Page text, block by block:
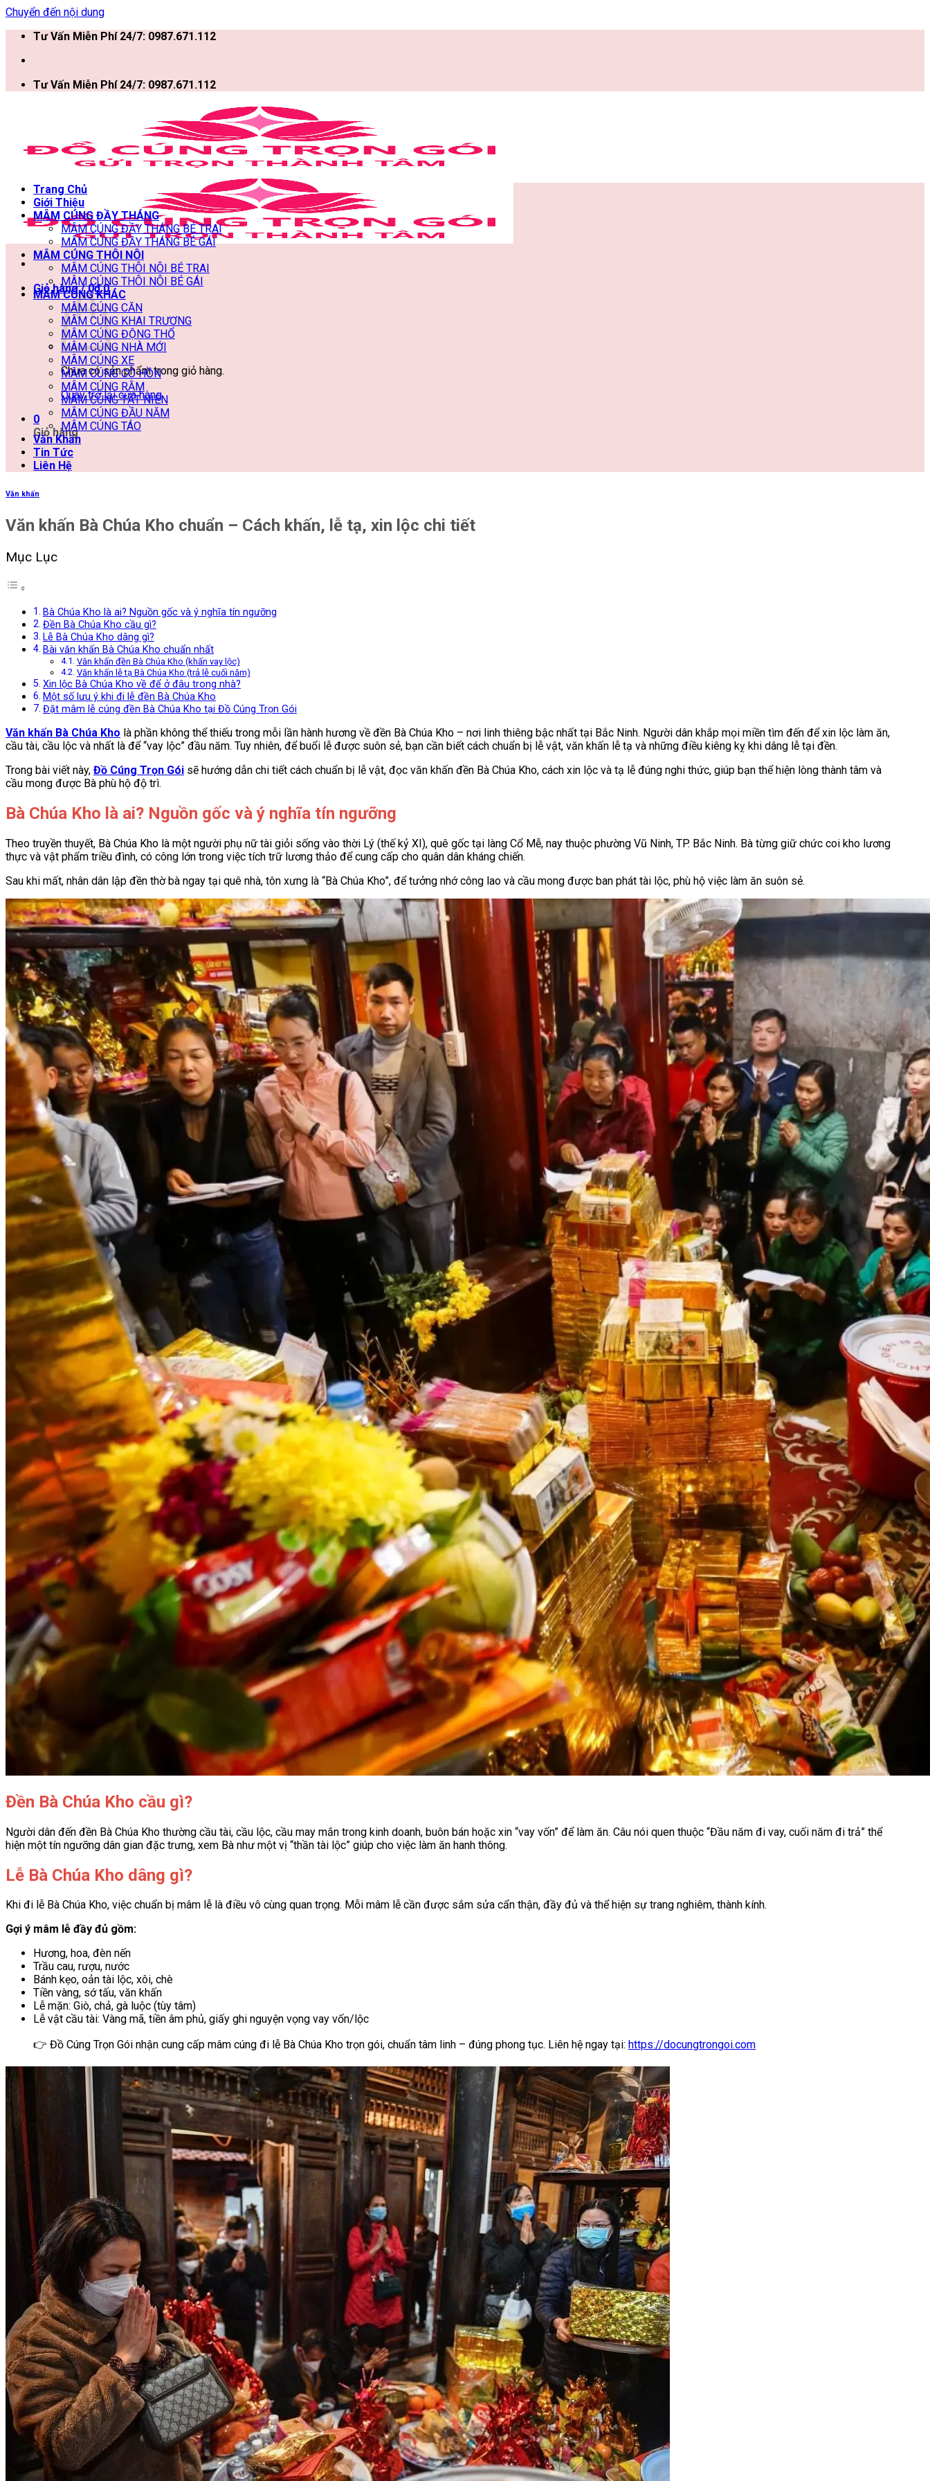
Chuyển đến nội dung
Tư Vấn Miễn Phí 24/7: 0987.671.112
Tư Vấn Miễn Phí 24/7: 0987.671.112
Giỏ hàng /0₫ 0
Chưa có sản phẩm trong giỏ hàng.
Quay trở lại cửa hàng
0
Giỏ hàng
Trang Chủ
Giới Thiệu
MÂM CÚNG ĐẦY THÁNG
MÂM CÚNG ĐẦY THÁNG BÉ TRAI
MÂM CÚNG ĐẦY THÁNG BÉ GÁI
MÂM CÚNG THÔI NÔI
MÂM CÚNG THÔI NÔI BÉ TRAI
MÂM CÚNG THÔI NÔI BÉ GÁI
MÂM CÚNG KHÁC
MÂM CÚNG CĂN
MÂM CÚNG KHAI TRƯƠNG
MÂM CÚNG ĐỘNG THỔ
MÂM CÚNG NHÀ MỚI
MÂM CÚNG XE
MÂM CÚNG CÔ HỒN
MÂM CÚNG RẰM
MÂM CÚNG TẤT NIÊN
MÂM CÚNG ĐẦU NĂM
MÂM CÚNG TÁO
Văn Khấn
Tin Tức
Liên Hệ
Văn khấn
Văn khấn Bà Chúa Kho chuẩn – Cách khấn, lễ tạ, xin lộc chi tiết
Mục Lục
Bà Chúa Kho là ai? Nguồn gốc và ý nghĩa tín ngưỡng
Đền Bà Chúa Kho cầu gì?
Lễ Bà Chúa Kho dâng gì?
Bài văn khấn Bà Chúa Kho chuẩn nhất
Văn khấn đền Bà Chúa Kho (khấn vay lộc)
Văn khấn lễ tạ Bà Chúa Kho (trả lễ cuối năm)
Xin lộc Bà Chúa Kho về để ở đâu trong nhà?
Một số lưu ý khi đi lễ đền Bà Chúa Kho
Đặt mâm lễ cúng đền Bà Chúa Kho tại Đồ Cúng Trọn Gói
Văn khấn Bà Chúa Kho là phần không thể thiếu trong mỗi lần hành hương về đền Bà Chúa Kho – nơi linh thiêng bậc nhất tại Bắc Ninh. Người dân khắp mọi miền tìm đến để xin lộc làm ăn,
cầu tài, cầu lộc và nhất là để “vay lộc” đầu năm. Tuy nhiên, để buổi lễ được suôn sẻ, bạn cần biết cách chuẩn bị lễ vật, văn khấn lễ tạ và những điều kiêng kỵ khi dâng lễ tại đền.
Trong bài viết này, Đồ Cúng Trọn Gói sẽ hướng dẫn chi tiết cách chuẩn bị lễ vật, đọc văn khấn đền Bà Chúa Kho, cách xin lộc và tạ lễ đúng nghi thức, giúp bạn thể hiện lòng thành tâm và
cầu mong được Bà phù hộ độ trì.
Bà Chúa Kho là ai? Nguồn gốc và ý nghĩa tín ngưỡng
Theo truyền thuyết, Bà Chúa Kho là một người phụ nữ tài giỏi sống vào thời Lý (thế kỷ XI), quê gốc tại làng Cổ Mễ, nay thuộc phường Vũ Ninh, TP. Bắc Ninh. Bà từng giữ chức coi kho lương
thực và vật phẩm triều đình, có công lớn trong việc tích trữ lương thảo để cung cấp cho quân dân kháng chiến.
Sau khi mất, nhân dân lập đền thờ bà ngay tại quê nhà, tôn xưng là “Bà Chúa Kho”, để tưởng nhớ công lao và cầu mong được ban phát tài lộc, phù hộ việc làm ăn suôn sẻ.
Đền Bà Chúa Kho cầu gì?
Người dân đến đền Bà Chúa Kho thường cầu tài, cầu lộc, cầu may mắn trong kinh doanh, buôn bán hoặc xin “vay vốn” để làm ăn. Câu nói quen thuộc “Đầu năm đi vay, cuối năm đi trả” thể
hiện một tín ngưỡng dân gian đặc trưng, xem Bà như một vị “thần tài lộc” giúp cho việc làm ăn hanh thông.
Lễ Bà Chúa Kho dâng gì?
Khi đi lễ Bà Chúa Kho, việc chuẩn bị mâm lễ là điều vô cùng quan trọng. Mỗi mâm lễ cần được sắm sửa cẩn thận, đầy đủ và thể hiện sự trang nghiêm, thành kính.
Gợi ý mâm lễ đầy đủ gồm:
Hương, hoa, đèn nến
Trầu cau, rượu, nước
Bánh kẹo, oản tài lộc, xôi, chè
Tiền vàng, sớ tấu, văn khấn
Lễ mặn: Giò, chả, gà luộc (tùy tâm)
Lễ vật cầu tài: Vàng mã, tiền âm phủ, giấy ghi nguyện vọng vay vốn/lộc
👉 Đồ Cúng Trọn Gói nhận cung cấp mâm cúng đi lễ Bà Chúa Kho trọn gói, chuẩn tâm linh – đúng phong tục. Liên hệ ngay tại: https://docungtrongoi.com